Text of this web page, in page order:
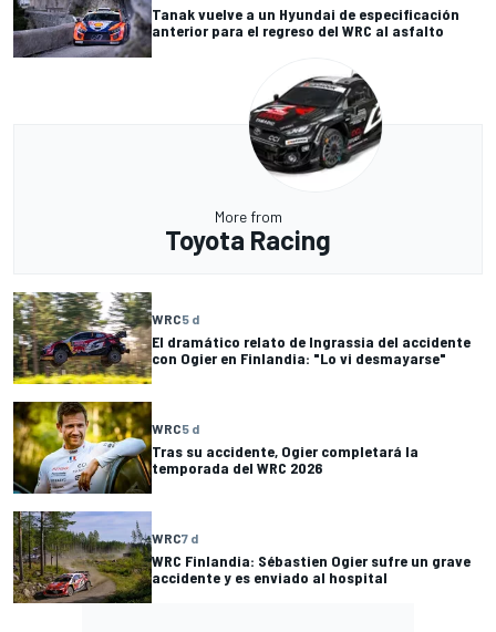
Tanak vuelve a un Hyundai de especificación
anterior para el regreso del WRC al asfalto
More from
Toyota Racing
WRC5 d
El dramático relato de Ingrassia del accidente
con Ogier en Finlandia: "Lo vi desmayarse"
WRC5 d
Tras su accidente, Ogier completará la
temporada del WRC 2026
WRC7 d
WRC Finlandia: Sébastien Ogier sufre un grave
accidente y es enviado al hospital